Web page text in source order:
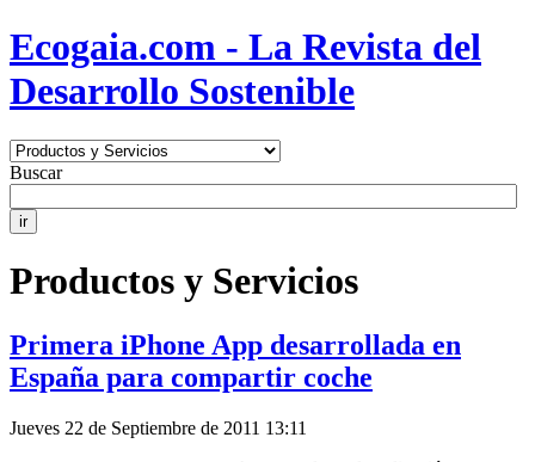
Ecogaia.com - La Revista del
Desarrollo Sostenible
Buscar
Productos y Servicios
Primera iPhone App desarrollada en
España para compartir coche
Jueves 22 de Septiembre de 2011 13:11